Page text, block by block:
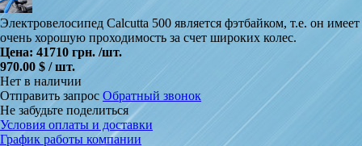
Электровелосипед Calcutta 500 является фэтбайком, т.е. он имеет
очень хорошую проходимость за счет широких колес.
Цена: 41710 грн. /шт.
970.00 $ / шт.
Нет в наличии
Отправить запрос Обратный звонок
Не забудьте поделиться
Условия оплаты и доставки
График работы компании